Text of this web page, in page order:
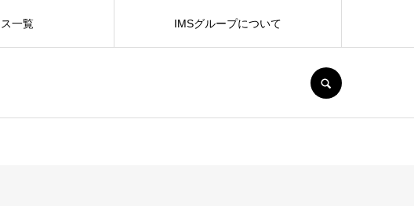
一覧 IMSグループについて